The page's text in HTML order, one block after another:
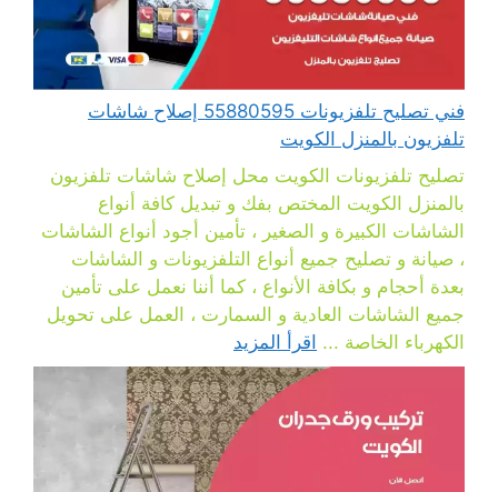
فني تصليح تلفزيونات 55880595 إصلاح شاشات
تلفزيون بالمنزل الكويت
تصليح تلفزيونات الكويت محل إصلاح شاشات تلفزيون
بالمنزل الكويت المختص بفك و تبديل كافة أنواع
الشاشات الكبيرة و الصغير ، تأمين أجود أنواع الشاشات
، صيانة و تصليح جميع أنواع التلفزيونات و الشاشات
بعدة أحجام و بكافة الأنواع ، كما أننا نعمل على تأمين
جميع الشاشات العادية و السمارت ، العمل على تحويل
الكهرباء الخاصة ... اقرأ المزيد